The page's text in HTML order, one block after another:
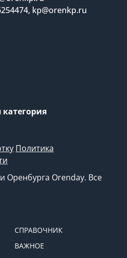
kp@orenkp.ru
Оренбурга Orenday. Все
СПРАВОЧНИК